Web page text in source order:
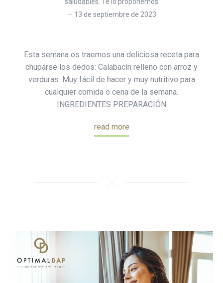
saludables, Te lo proponemos
13 de septiembre de 2023
Esta semana os traemos una deliciosa receta para
chuparse los dedos: Calabacín relleno con arroz y
verduras. Muy fácil de hacer y muy nutritivo para
cualquier comida o cena de la semana.
INGREDIENTES PREPARACIÓN
read more